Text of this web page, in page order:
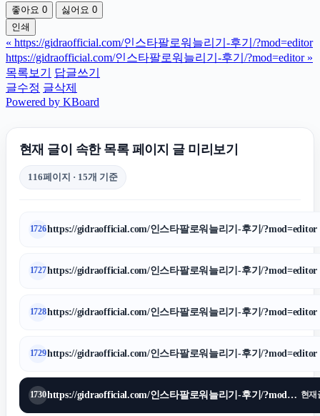
좋아요 0 싫어요 0
인쇄
« https://gidraofficial.com/인스타팔로워늘리기-후기/?mod=editor
https://gidraofficial.com/인스타팔로워늘리기-후기/?mod=editor »
목록보기
답글쓰기
글수정 글삭제
Powered by KBoard
현재 글이 속한 목록 페이지 글 미리보기
116페이지 · 15개 기준
1726https://gidraofficial.com/인스타팔로워늘리기-후기/?mod=editor
1727https://gidraofficial.com/인스타팔로워늘리기-후기/?mod=editor
1728https://gidraofficial.com/인스타팔로워늘리기-후기/?mod=editor
1729https://gidraofficial.com/인스타팔로워늘리기-후기/?mod=editor
1730 https://gidraofficial.com/인스타팔로워늘리기-후기/?mod=editor 현재